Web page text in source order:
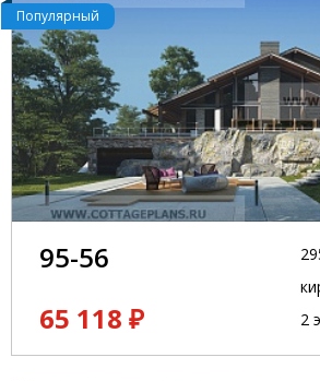
Популярный
95-56
65 118 ₽
2